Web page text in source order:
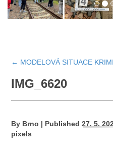
← MODELOVÁ SITUACE
IMG_6620
By Brno | Published 27. 5.
pixels